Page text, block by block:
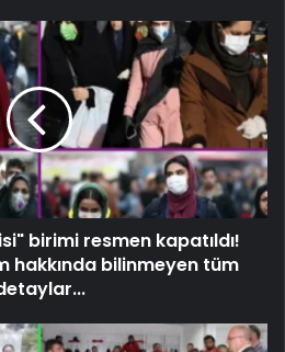
birimi resmen kapatıldı!
hakkında bilinmeyen tüm